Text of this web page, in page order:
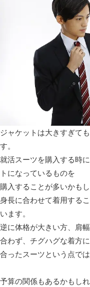
ジャケットは大きすぎて
す。
就活スーツを購入する時
トになっているものを
購入することが多いかも
身長に合わせて着用する
います。
逆に体格が大きい方、肩
合わず、チグハグな着方
合ったスーツという点で
予算の関係もあるかもし